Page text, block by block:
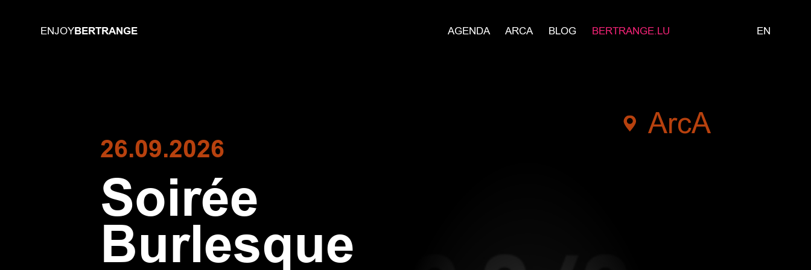
ENJOYBERTRANGE AGENDA ARCA BLOG BERTRANGE.LU EN
26.09.2026
ArcA
Soirée
Burlesque